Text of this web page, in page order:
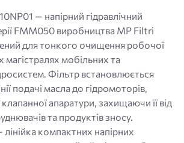
— напірний гідравлічний
FMM050 виробництва MP Filtri
для тонкого очищення робочої
магістралях мобільних та
Фільтр встановлюється
подачі масла до гідромоторів,
клапанної апаратури, захищаючи її від
та продуктів зносу.
компактних напірних